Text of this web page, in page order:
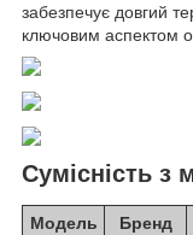
забезпечує довгий
ключовим аспектом
Сумісність з
Модель
Бренд